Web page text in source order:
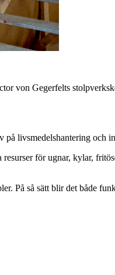
von Gegerfelts
livsmedelshantering och
för ugnar, kylar,
På så sätt blir det både